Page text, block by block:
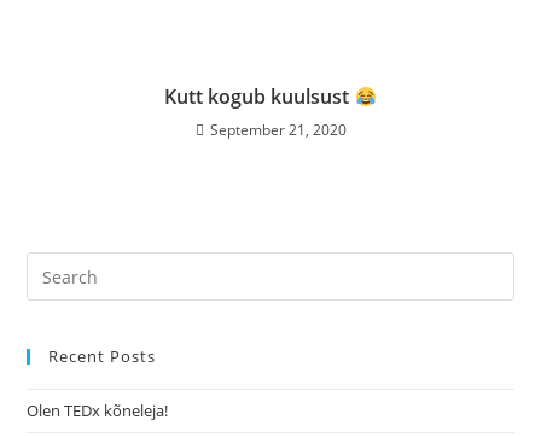
Kutt kogub kuulsust
September 21, 2020
Recent Posts
Olen TEDx kõneleja!